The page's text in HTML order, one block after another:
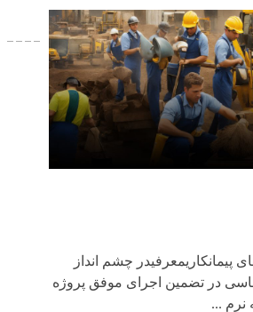
پیمانکاریمعرفیدر چشم انداز
در تضمین اجرای موفق پروژه
نرم‌ ...